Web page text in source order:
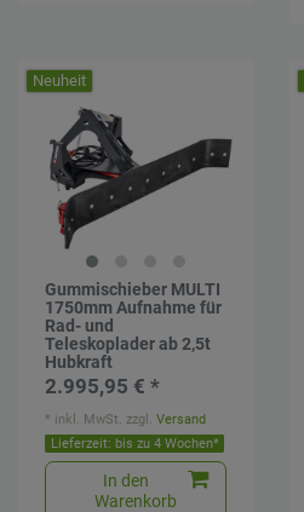
Neuheit
Gummischieber MULTI
1750mm Aufnahme für
Rad- und
Teleskoplader ab 2,5t
Hubkraft
2.995,95 € *
Lieferzeit: bis zu 4 Wochen*
In den
Warenkorb
* inkl. MwSt. zzgl.Versand